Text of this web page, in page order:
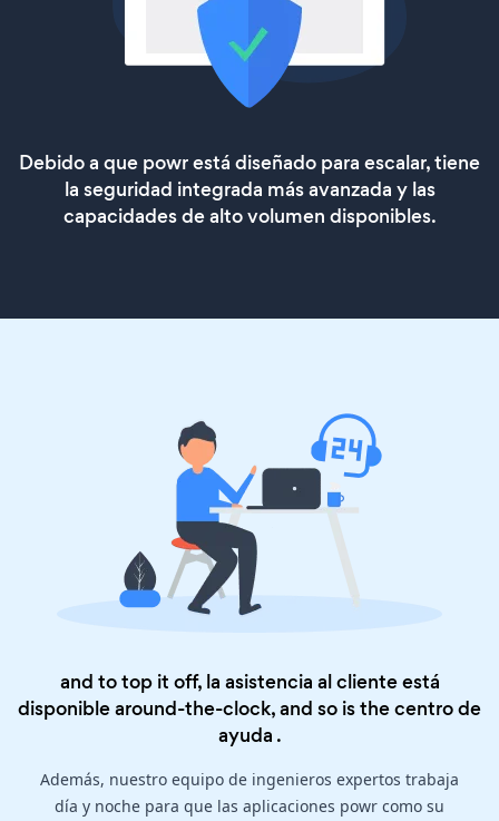
Debido a que powr está diseñado para escalar, tiene
la seguridad integrada más avanzada y las
capacidades de alto volumen disponibles.
and to top it off, la asistencia al cliente está
disponible around-the-clock, and so is thecentro de
ayuda .
Además, nuestro equipo de ingenieros expertos trabaja
día y noche para que las aplicaciones powr como su